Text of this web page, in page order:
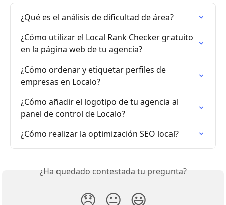
¿Qué es el análisis de dificultad de área?
¿Cómo utilizar el Local Rank Checker gratuito
en la página web de tu agencia?
¿Cómo ordenar y etiquetar perfiles de
empresas en Localo?
¿Cómo añadir el logotipo de tu agencia al
panel de control de Localo?
¿Cómo realizar la optimización SEO local?
¿Ha quedado contestada tu pregunta?
😞 😐 😃